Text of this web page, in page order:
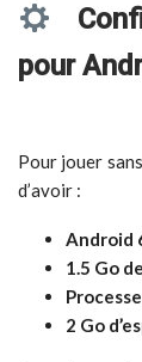
pour
Pour jouer
d’avoir :
Android
1.5 Go
2 Go